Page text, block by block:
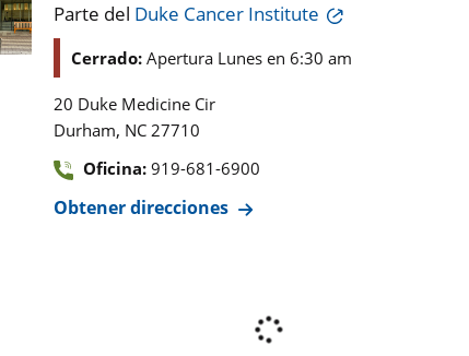
Parte del Duke Cancer Institute
Cerrado: Apertura Lunes en 6:30 am
20 Duke Medicine Cir
Durham, NC 27710
Oficina: 919-681-6900
Obtener direcciones